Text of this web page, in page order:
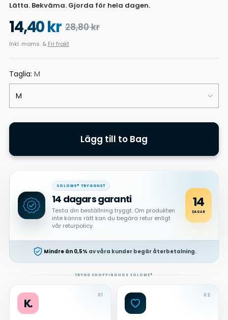
Lätta. Bekväma. Gjorda för hela dagen.
Ordinarie
pris
28,80 kr
14,40 kr
Inkl. moms. & Fri frakt
Taglia: M
Lägg till to Bag
SOLOME® TRYGGHET
14 dagars garanti
Testa din beställning tryggt. Om produkten
inte känns rätt kan du begära retur enligt
vår returpolicy.
14
DAGAR
Mindre än 0,5% av våra kunder begär återbetalning.
TRYGG SHOPPING HOS SOLOME®
K.
01 02